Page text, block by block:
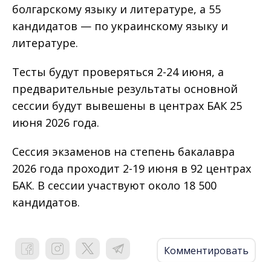
болгарскому языку и литературе, а 55
кандидатов — по украинскому языку и
литературе.
Тесты будут проверяться 2-24 июня, а
предварительные результаты основной
сессии будут вывешены в центрах БАК 25
июня 2026 года.
Сессия экзаменов на степень бакалавра
2026 года проходит 2-19 июня в 92 центрах
БАК. В сессии участвуют около 18 500
кандидатов.
Комментировать